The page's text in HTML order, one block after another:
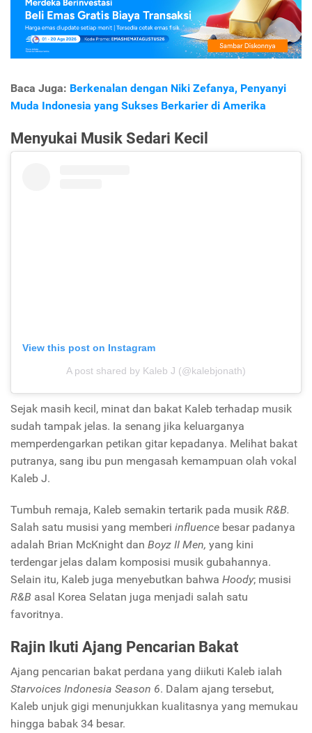
Baca Juga: Berkenalan dengan Niki Zefanya, Penyanyi
Muda Indonesia yang Sukses Berkarier di Amerika
Menyukai Musik Sedari Kecil
View this post on Instagram
A post shared by Kaleb J (@kalebjonath)
Sejak masih kecil, minat dan bakat Kaleb terhadap musik
sudah tampak jelas. Ia senang jika keluarganya
memperdengarkan petikan gitar kepadanya. Melihat bakat
putranya, sang ibu pun mengasah kemampuan olah vokal
Kaleb J.
Tumbuh remaja, Kaleb semakin tertarik pada musik R&B.
Salah satu musisi yang memberi influence besar padanya
adalah Brian McKnight dan Boyz II Men, yang kini
terdengar jelas dalam komposisi musik gubahannya.
Selain itu, Kaleb juga menyebutkan bahwa Hoody; musisi
R&B asal Korea Selatan juga menjadi salah satu
favoritnya.
Rajin Ikuti Ajang Pencarian Bakat
Ajang pencarian bakat perdana yang diikuti Kaleb ialah
Starvoices Indonesia Season 6. Dalam ajang tersebut,
Kaleb unjuk gigi menunjukkan kualitasnya yang memukau
hingga babak 34 besar.